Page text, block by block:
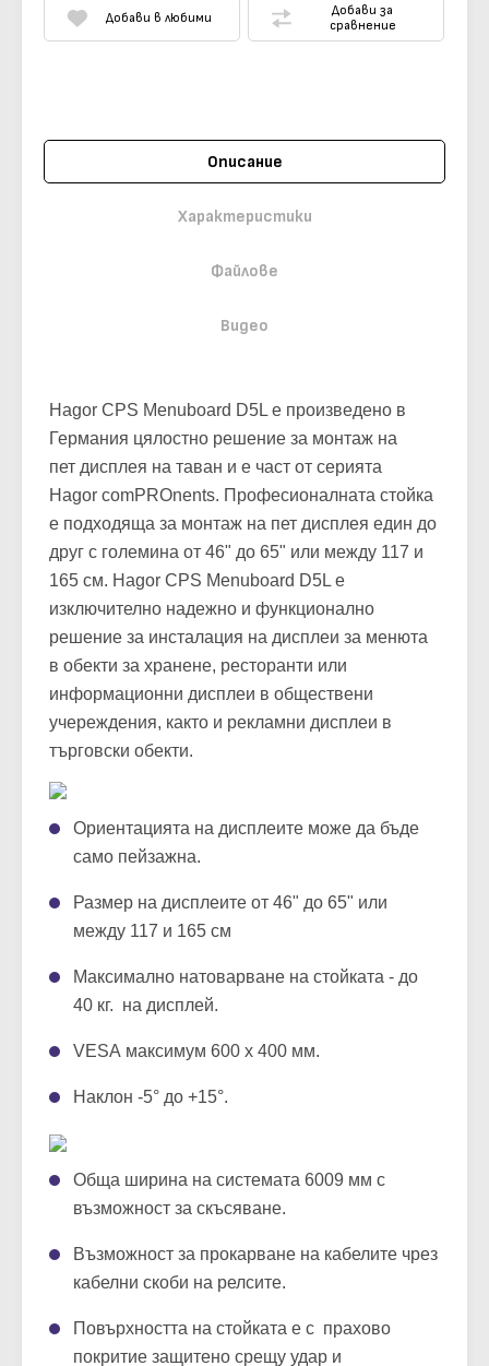
Добави в любими
Добави за
сравнение
Описание
Характеристики
Файлове
Видео
Hagor CPS Menuboard D5L е произведено в
Германия цялостно решение за монтаж на
пет дисплея на таван и е част от серията
Hagor comPROnents. Професионалната стойка
е подходяща за монтаж на пет дисплея един до
друг с големина от 46" до 65" или между 117 и
165 см. Hagor CPS Menuboard D5L е
изключително надежно и функционално
решение за инсталация на дисплеи за менюта
в обекти за хранене, ресторанти или
информационни дисплеи в обществени
учереждения, както и рекламни дисплеи в
търговски обекти.
Ориентацията на дисплеите може да бъде
само пейзажна.
Размер на дисплеите от 46" до 65" или
между 117 и 165 см
Максимално натоварване на стойката - до
40 кг. на дисплей.
VESA максимум 600 x 400 мм.
Наклон -5° до +15°.
Обща ширина на системата 6009 мм с
възможност за скъсяване.
Възможност за прокарване на кабелите чрез
кабелни скоби на релсите.
Повърхността на стойката е с прахово
покритие защитено срещу удар и